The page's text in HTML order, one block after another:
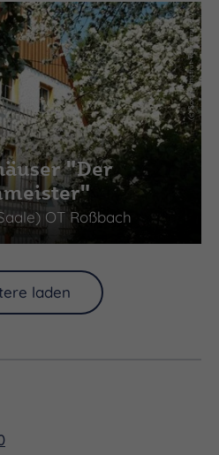
(c) Saale-Unstrut-Tourismus e.V.
"Der
OT Roßbach
laden